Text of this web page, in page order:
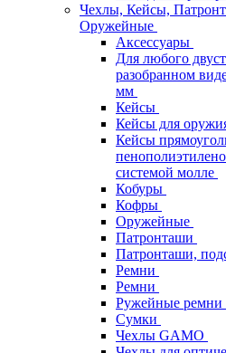
Чехлы, Кейсы,
Оружейные
Аксессуары
Для любого
разобранном
мм
Кейсы
Кейсы для
Кейсы
системой молле
Кобуры
Кофры
Оружейные
Патронташи
Патронташи,
Ремни
Ремни
Ружейные ремни
Сумки
Чехлы GAMO